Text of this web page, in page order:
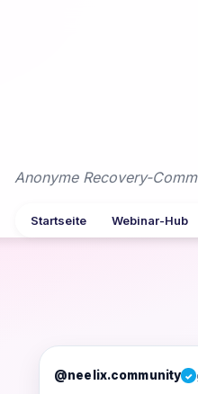
Anonyme Recovery-
Startseite Webinar-Hub
@neelix.community ✓